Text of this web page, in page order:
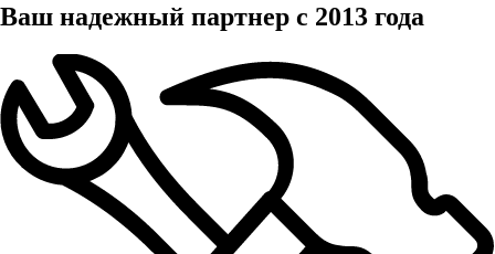
Ваш надежный партнер с 2013 года